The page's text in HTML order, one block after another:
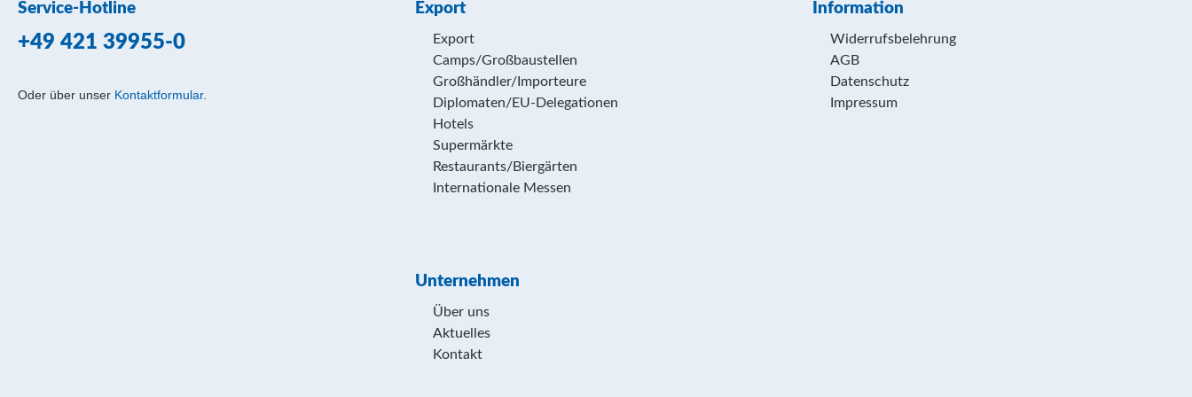
Service-Hotline
+49 421 39955-0
Oder über unser Kontaktformular.
Export
Export
Camps/Großbaustellen
Großhändler/Importeure
Diplomaten/EU-Delegationen
Hotels
Supermärkte
Restaurants/Biergärten
Internationale Messen
Information
Widerrufsbelehrung
AGB
Datenschutz
Impressum
Unternehmen
Über uns
Aktuelles
Kontakt